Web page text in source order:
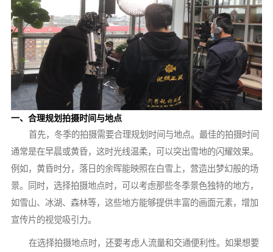
一、合理规划拍摄时间与地点
首先，冬季的拍摄需要合理规划时间与地点。最佳的拍摄时间
通常是在早晨或黄昏，这时光线温柔，可以突出雪地的闪耀效果。
例如，黄昏时分，落日的余晖能映照在白雪上，营造出梦幻般的场
景。同时，选择拍摄地点时，可以考虑那些冬季景色独特的地方，
如雪山、冰湖、森林等，这些地方能够提供丰富的画面元素，增加
宣传片的视觉吸引力。
在选择拍摄地点时，还要考虑人流量和交通便利性。如果想要